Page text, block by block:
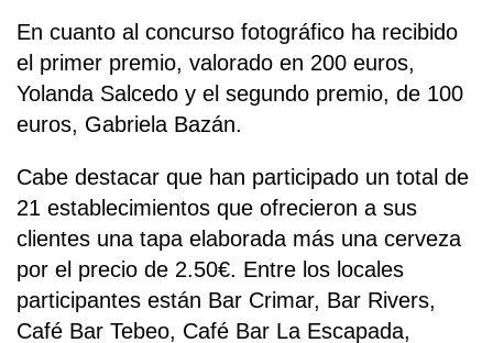
En cuanto al concurso fotográfico ha recibido
el primer premio, valorado en 200 euros,
Yolanda Salcedo y el segundo premio, de 100
euros, Gabriela Bazán.
Cabe destacar que han participado un total de
21 establecimientos que ofrecieron a sus
clientes una tapa elaborada más una cerveza
por el precio de 2.50€. Entre los locales
participantes están Bar Crimar, Bar Rivers,
Café Bar Tebeo, Café Bar La Escapada,